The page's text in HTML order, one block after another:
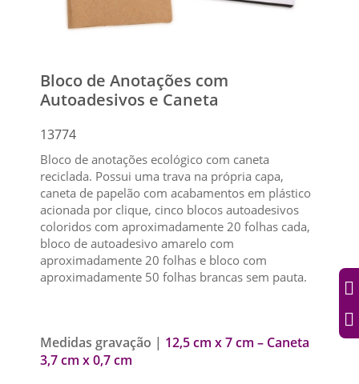
Bloco de Anotações com
Autoadesivos e Caneta
13774
Bloco de anotações ecológico com caneta
reciclada. Possui uma trava na própria capa,
caneta de papelão com acabamentos em plástico
acionada por clique, cinco blocos autoadesivos
coloridos com aproximadamente 20 folhas cada,
bloco de autoadesivo amarelo com
aproximadamente 20 folhas e bloco com
aproximadamente 50 folhas brancas sem pauta.
Medidas gravação | 12,5 cm x 7 cm – Caneta
3,7 cm x 0,7 cm